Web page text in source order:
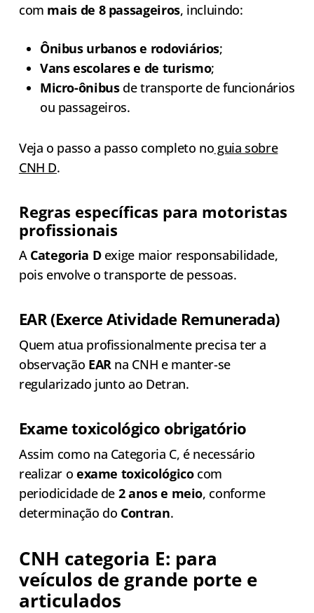
com mais de 8 passageiros, incluindo:
Ônibus urbanos e rodoviários;
Vans escolares e de turismo;
Micro-ônibusde transporte de funcionários
ou passageiros.
Veja o passo a passo completo no guia sobre
CNH D.
Regras específicas para motoristas
profissionais
A Categoria Dexige maior responsabilidade,
pois envolve o transporte de pessoas.
EAR (Exerce Atividade Remunerada)
Quem atua profissionalmente precisa ter a
observação EAR na CNH e manter-se
regularizado junto ao Detran.
Exame toxicológico obrigatório
Assim como na Categoria C, é necessário
realizar o exame toxicológicocom
periodicidade de 2 anos e meio, conforme
determinação do Contran.
CNH categoria E: para
veículos de grande porte e
articulados